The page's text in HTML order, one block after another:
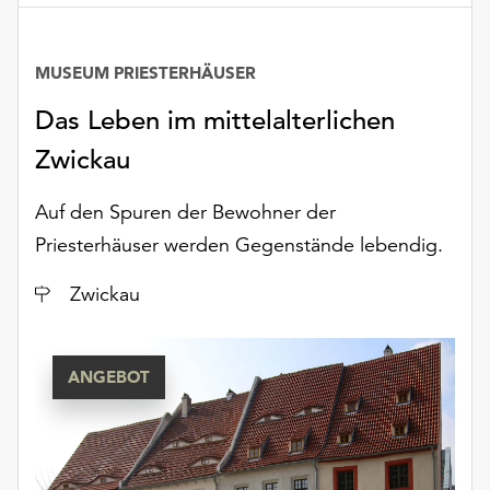
oder
Impressum
Das Leben im mittelalterlichen
Zwickau
MUSEUM PRIESTERHÄUSER
Auf den Spuren der Bewohner der
Priesterhäuser werden Gegenstände lebendig.
Ort
Zwickau
ANGEBOT